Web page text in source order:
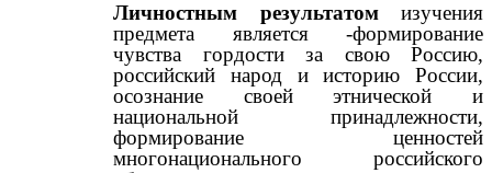
Личностным результатомизучения
предмета является -формирование
чувства гордости за свою Россию,
российский народ и историю России,
осознание своей этнической и
национальной принадлежности,
формирование ценностей
многонационального российского